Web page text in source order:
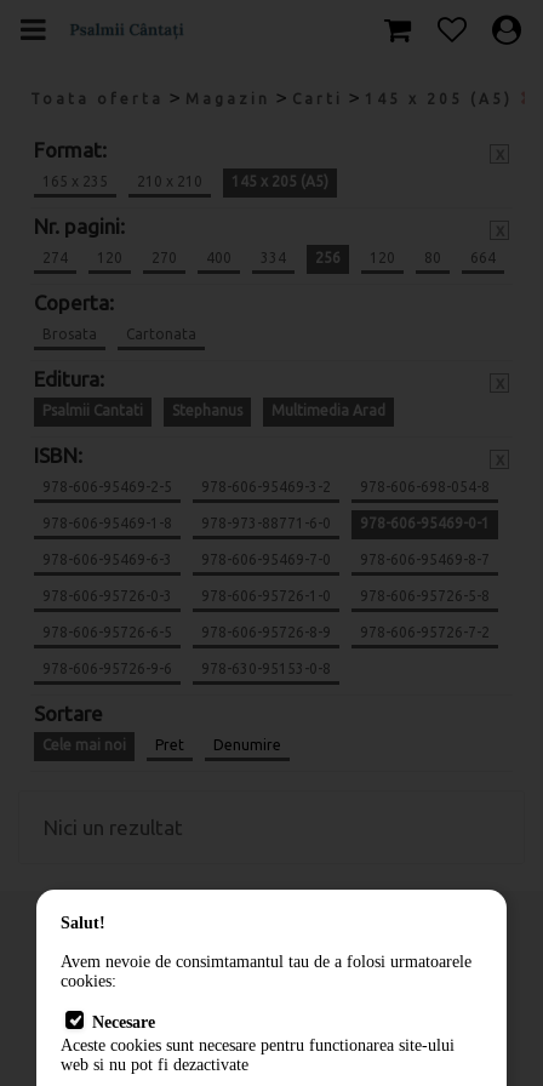
Toata oferta > Magazin > Carti > 145 x 205 (A5)
Format:
165 x 235 210 x 210 145 x 205 (A5)
Nr. pagini:
274 120 270 400 334 256 120 80 664
Coperta:
Brosata Cartonata
Editura:
Psalmii Cantati Stephanus Multimedia Arad
ISBN:
978-606-95469-2-5 978-606-95469-3-2 978-606-698-054-8
978-606-95469-1-8 978-973-88771-6-0 978-606-95469-0-1
978-606-95469-6-3 978-606-95469-7-0 978-606-95469-8-7
978-606-95726-0-3 978-606-95726-1-0 978-606-95726-5-8
978-606-95726-6-5 978-606-95726-8-9 978-606-95726-7-2
978-606-95726-9-6 978-630-95153-0-8
Sortare
Cele mai noi Pret Denumire
Nici un rezultat
Cum comand
Livrare
Contact
Salut!
Avem nevoie de consimtamantul tau de a folosi urmatoarele
cookies:
Necesare
Aceste cookies sunt necesare pentru functionarea site-ului
web si nu pot fi dezactivate